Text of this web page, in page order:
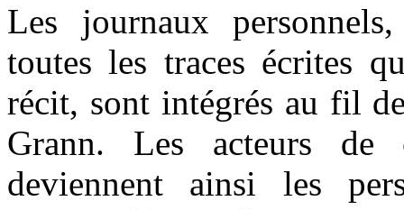
Les journaux
toutes les traces écrites
récit, sont intégrés au fil
Grann. Les acteurs de
deviennent ainsi les